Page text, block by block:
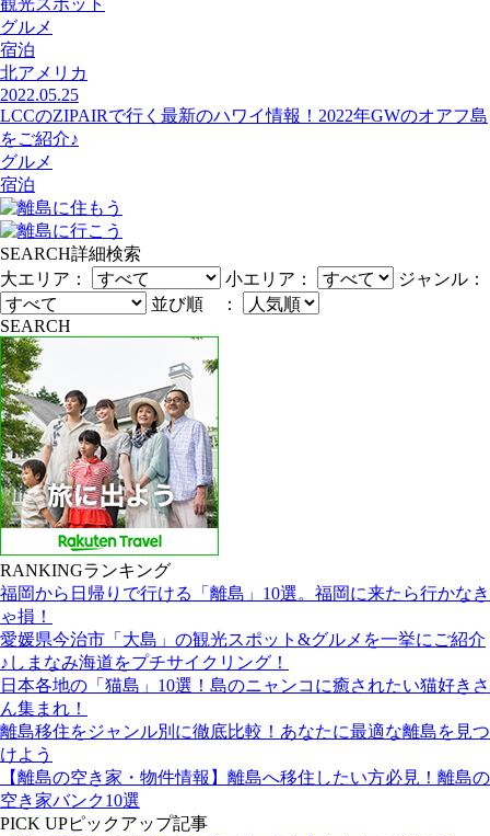
観光スポット
グルメ
宿泊
北アメリカ
2022.05.25
LCCのZIPAIRで行く最新のハワイ情報！2022年GWのオアフ島
をご紹介♪
グルメ
宿泊
SEARCH詳細検索
大エリア：
小エリア：
ジャンル：
並び順 ：
SEARCH
RANKINGランキング
福岡から日帰りで行ける「離島」10選。福岡に来たら行かなき
ゃ損！
愛媛県今治市「大島」の観光スポット&グルメを一挙にご紹介
♪しまなみ海道をプチサイクリング！
日本各地の「猫島」10選！島のニャンコに癒されたい猫好きさ
ん集まれ！
離島移住をジャンル別に徹底比較！あなたに最適な離島を見つ
けよう
【離島の空き家・物件情報】離島へ移住したい方必見！離島の
空き家バンク10選
PICK UPピックアップ記事